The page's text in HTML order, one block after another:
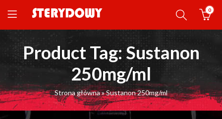
0
Product Tag: Sustanon
250mg/ml
Strona główna»Sustanon 250mg/ml